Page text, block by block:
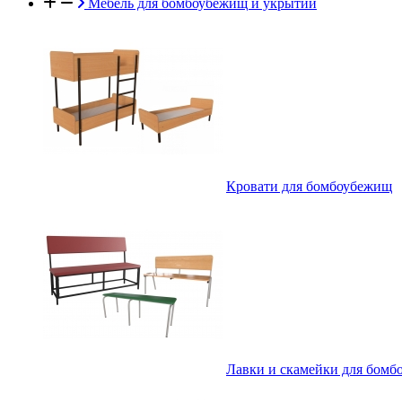
Мебель для бомбоубежищ и укрытий
Кровати для бомбоубежищ
Лавки и скамейки для